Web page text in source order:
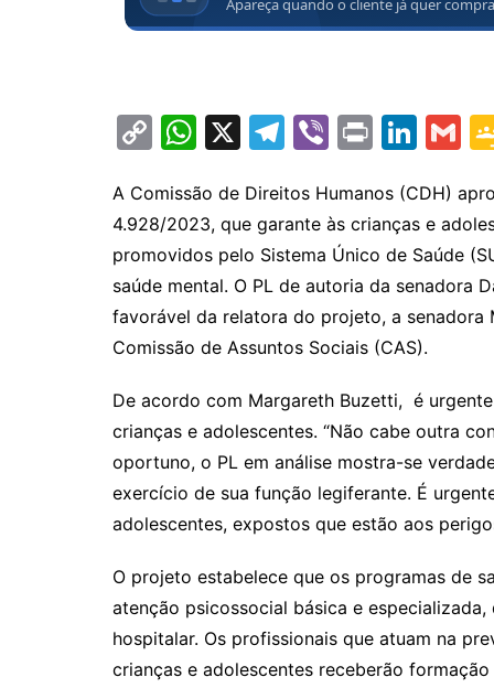
C
p
y
Li
n
k
W
at
s
A
p
p
X
T
e
gr
a
m
Vi
er
Pr
t
Li
k
e
dI
n
G
ai
l
A Comissão de Direitos Humanos (CDH)
4.928/2023, que garante às crianças e
promovidos pelo Sistema Único de Saúde
saúde mental. O PL de autoria da senadora
favorável da relatora do projeto, a senadora
Comissão de Assuntos Sociais (CAS).
De acordo com Margareth Buzetti, é
crianças e adolescentes. “Não cabe outra
oportuno, o PL em análise mostra-se
exercício de sua função legiferante. É
adolescentes, expostos que estão aos
O projeto estabelece que os programas de
atenção psicossocial básica e
hospitalar. Os profissionais que atuam na
crianças e adolescentes receberão